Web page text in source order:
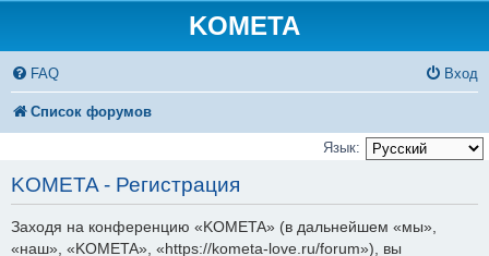
KOMETA
FAQ Вход
Список форумов
Язык:
KOMETA - Регистрация
Заходя на конференцию «KOMETA» (в дальнейшем «мы»,
«наш», «KOMETA», «https://kometa-love.ru/forum»), вы